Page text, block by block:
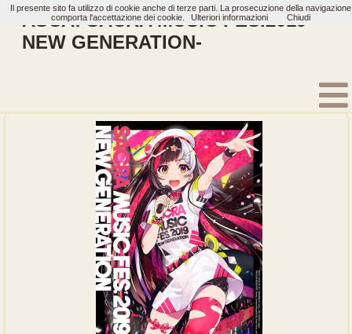
ASCA: SACRA MUSIC FES.2019 -
NEW GENERATION-
Il presente sito fa utilizzo di cookie anche di terze parti. La prosecuzione della navigazione
comporta l'accettazione dei cookie.
Ulteriori informazioni Chiudi